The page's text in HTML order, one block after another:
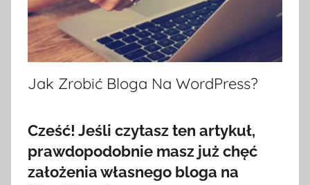
Jak Zrobić Bloga Na WordPress?
Cześć! Jeśli czytasz ten artykuł,
prawdopodobnie masz już chęć
założenia własnego bloga na